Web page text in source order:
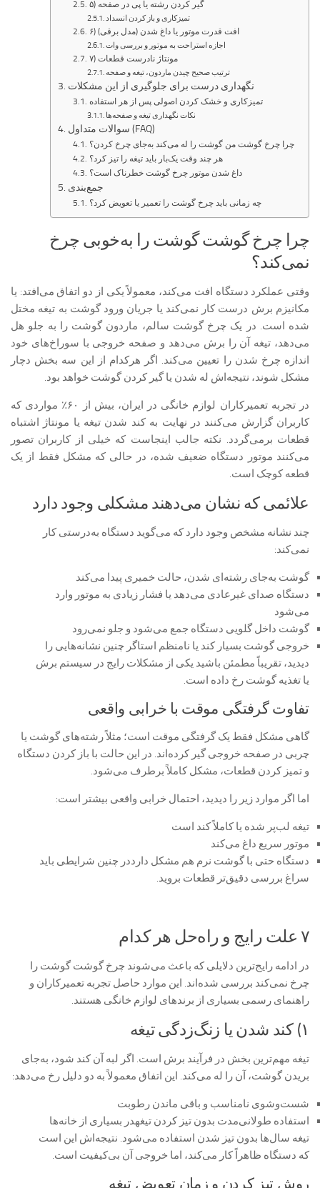
۵) گیر کردن رشته یا پی در صفحه
تمیزکاری و باز کردن انسداد
۶) افت قدرت موتور یا داغ شدن (مدل برقی)
اجازه استراحت به موتور و بررسی وات
۷) مونتاژ نادرست قطعات
ترتیب صحیح چیدن ماردون، تیغه و صفحه
نگهداری درست برای جلوگیری از این مشکلات
تمیزکاری و خشک کردن اصولی پس از هر استفاده
نکات نگهداری تیغه و صفحه‌ها
سوالات متداول (FAQ)
چرا چرخ گوشت من گوشت را له می‌کند به‌جای چرخ کردن؟
هر چند وقت یک‌بار باید تیغه را تیز کرد؟
داغ شدن موتور چرخ گوشت خطرناک است؟
جمع‌بندی
چه زمانی باید چرخ گوشت را تعمیر یا تعویض کرد؟
چرا چرخ گوشت گوشت را به‌خوبی چرخ
نمی‌کند؟
وقتی عملکرد دستگاه افت می‌کند، معمولاً یکی از دو اتفاق می‌افتد: یا
مکانیزم برش درست کار نمی‌کند یا جریان ورود گوشت به تیغه مختل
شده است. در یک چرخ گوشت سالم، ماردون گوشت را به جلو هل
می‌دهد، تیغه آن را برش می‌دهد و صفحه خروجی با سوراخ‌های خود
اندازه چرخ شدن را تعیین می‌کند. اگر هرکدام از این سه بخش دچار
مشکل شوند، نتیجه‌اش له شدن یا گیر کردن گوشت خواهد بود.
در تجربه تعمیرکاران لوازم خانگی در ایران، بیش از ۶۰٪ مواردی که
کاربران گزارش می‌کنند در نهایت به کند شدن تیغه یا مونتاژ اشتباه
قطعات برمی‌گردد. نکته جالب اینجاست که خیلی از کاربران تصور
می‌کنند موتور دستگاه ضعیف شده، در حالی که مشکل فقط از یک
قطعه کوچک است.
علائمی که نشان می‌دهند مشکلی وجود دارد
چند نشانه مشخص وجود دارد که می‌گوید دستگاه به‌درستی کار
نمی‌کند:
گوشت به‌جای رشته‌ای شدن، حالت خمیری پیدا می‌کند
دستگاه صدای غیرعادی می‌دهد یا فشار زیادی به موتور وارد
می‌شود
گوشت داخل گلویی دستگاه جمع می‌شود و جلو نمی‌رود
خروجی گوشت بسیار کند یا نامنظم استاگر چنین نشانه‌هایی را
دیدید، تقریباً مطمئن باشید یکی از مشکلات رایج در سیستم برش
یا تغذیه گوشت رخ داده است.
تفاوت گرفتگی موقت با خرابی واقعی
گاهی مشکل فقط یک گرفتگی موقت است؛ مثلاً رشته‌های گوشت یا
چربی در صفحه خروجی گیر کرده‌اند. در این حالت با باز کردن دستگاه
و تمیز کردن قطعات، مشکل کاملاً برطرف می‌شود.
اما اگر موارد زیر را دیدید، احتمال خرابی واقعی بیشتر است:
تیغه لب‌پر شده یا کاملاً کند است
موتور سریع داغ می‌کند
دستگاه حتی با گوشت نرم هم مشکل دارددر چنین شرایطی باید
سراغ بررسی دقیق‌تر قطعات بروید.
۷ علت رایج و راه‌حل هر کدام
در ادامه رایج‌ترین دلایلی که باعث می‌شوند چرخ گوشت گوشت را
چرخ نمی‌کند بررسی شده‌اند. این موارد حاصل تجربه تعمیرکاران و
راهنمای رسمی بسیاری از برندهای لوازم خانگی هستند.
۱) کند شدن یا زنگ‌زدگی تیغه
تیغه مهم‌ترین بخش در فرآیند برش است. اگر لبه آن کند شود، به‌جای
بریدن گوشت، آن را له می‌کند. این اتفاق معمولاً به دو دلیل رخ می‌دهد:
شست‌وشوی نامناسب و باقی ماندن رطوبت
استفاده طولانی‌مدت بدون تیز کردن تیغهدر بسیاری از خانه‌ها
تیغه سال‌ها بدون تیز شدن استفاده می‌شود. نتیجه‌اش این است
که دستگاه ظاهراً کار می‌کند، اما خروجی آن بی‌کیفیت است.
روش تیز کردن و زمان تعویض تیغه